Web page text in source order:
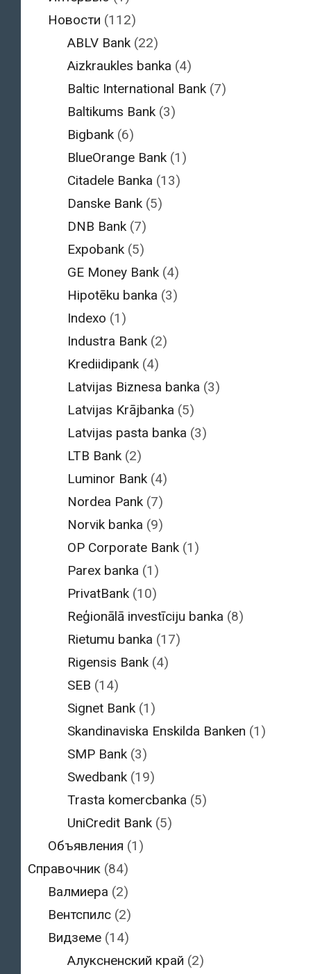
Новости (112)
ABLV Bank (22)
Aizkraukles banka (4)
Baltic International Bank (7)
Baltikums Bank (3)
Bigbank (6)
BlueOrange Bank (1)
Citadele Banka (13)
Danske Bank (5)
DNB Bank (7)
Expobank (5)
GE Money Bank (4)
Hipotēku banka (3)
Indexo (1)
Industra Bank (2)
Krediidipank (4)
Latvijas Biznesa banka (3)
Latvijas Krājbanka (5)
Latvijas pasta banka (3)
LTB Bank (2)
Luminor Bank (4)
Nordea Pank (7)
Norvik banka (9)
OP Corporate Bank (1)
Parex banka (1)
PrivatBank (10)
Reģionālā investīciju banka (8)
Rietumu banka (17)
Rigensis Bank (4)
SEB (14)
Signet Bank (1)
Skandinaviska Enskilda Banken (1)
SMP Bank (3)
Swedbank (19)
Trasta komercbanka (5)
UniCredit Bank (5)
Объявления (1)
Справочник (84)
Валмиера (2)
Вентспилс(2)
Видземе(14)
Алуксненский край (2)